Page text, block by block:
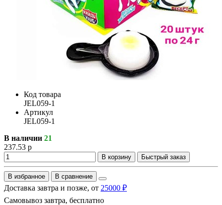
Код товара
JEL059-1
Артикул
JEL059-1
В наличии 21
237.53 р
В корзину Быстрый заказ
В избранное В сравнение
Доставка завтра и позже, от 25000 ₽
Самовывоз завтра, бесплатно